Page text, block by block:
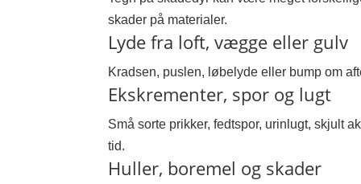
skader på materialer.
Lyde fra loft, vægge eller gulv
Kradsen, puslen, løbelyde eller bump om
Ekskrementer, spor og lugt
Små sorte prikker, fedtspor, urinlugt, skjult
tid.
Huller, boremel og skader